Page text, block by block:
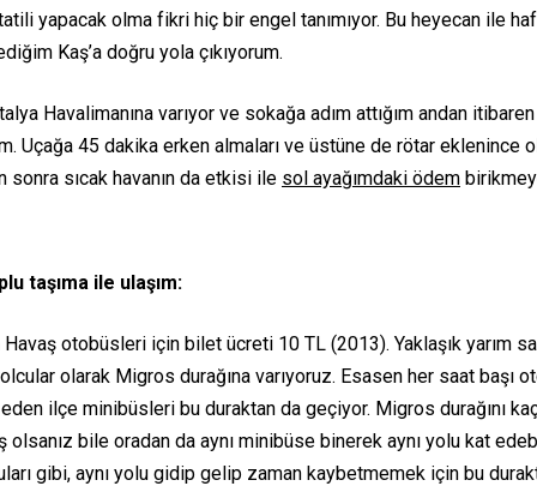
yapacak olma fikri hiç bir engel tanımıyor. Bu heyecan ile
Kaş’a doğru yola çıkıyorum.
Havalimanına varıyor ve sokağa adım attığım andan
Uçağa 45 dakika erken almaları ve üstüne de rötar eklenince
sıcak havanın da etkisi ile sol ayağımdaki ödem
taşıma ile ulaşım:
otobüsleri için bilet ücreti 10 TL (2013). Yaklaşık yarım
olarak Migros durağına varıyoruz. Esasen her saat başı
ilçe minibüsleri bu duraktan da geçiyor. Migros durağını
bile oradan da aynı minibüse binerek aynı yolu kat
gibi, aynı yolu gidip gelip zaman kaybetmemek için bu